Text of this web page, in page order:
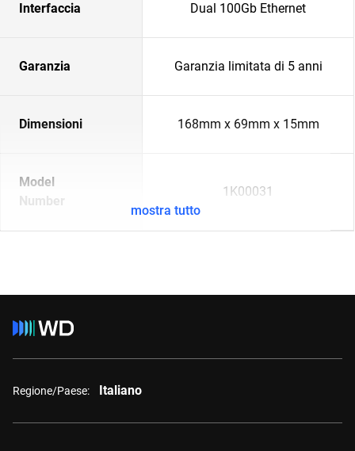
Interfaccia Dual 100Gb Ethernet
Garanzia Garanzia limitata di 5 anni
Dimensioni 168mm x 69mm x 15mm
Model
Number
1K00031
mostra tutto
Regione/Paese: Italiano